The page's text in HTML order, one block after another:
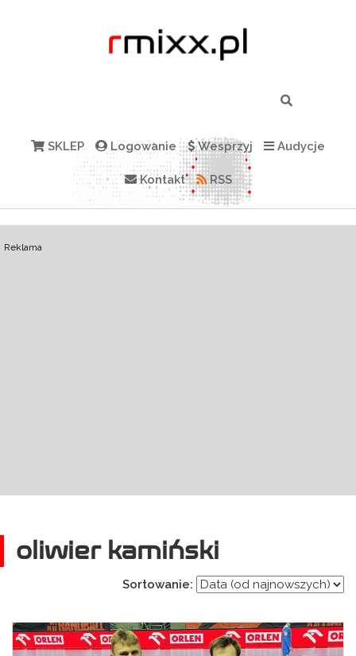
SKLEP Logowanie Wesprzyj Audycje
Kontakt RSS
Reklama
oliwier kamiński
Sortowanie: